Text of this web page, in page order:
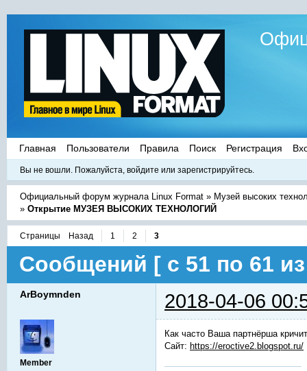
Главная Пользователи Правила Поиск Регистрация
Вы не вошли. Пожалуйста, войдите или зарегистрируйтесь.
Официальный форум журнала Linux Format » Музей высоких
»Открытие МУЗЕЯ ВЫСОКИХ ТЕХНОЛОГИЙ
Страницы Назад 1 2 3
Сообщений [ с 51 по 61
ArBoymnden 2018-04-06
Member
Как часто Ваша партнёрша
Сайт: https://eroctive2.blogspot.ru/